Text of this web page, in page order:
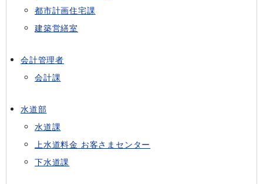
都市計画住宅課
建築営繕室
会計管理者
会計課
水道部
水道課
上水道料金 お客さまセンター
下水道課